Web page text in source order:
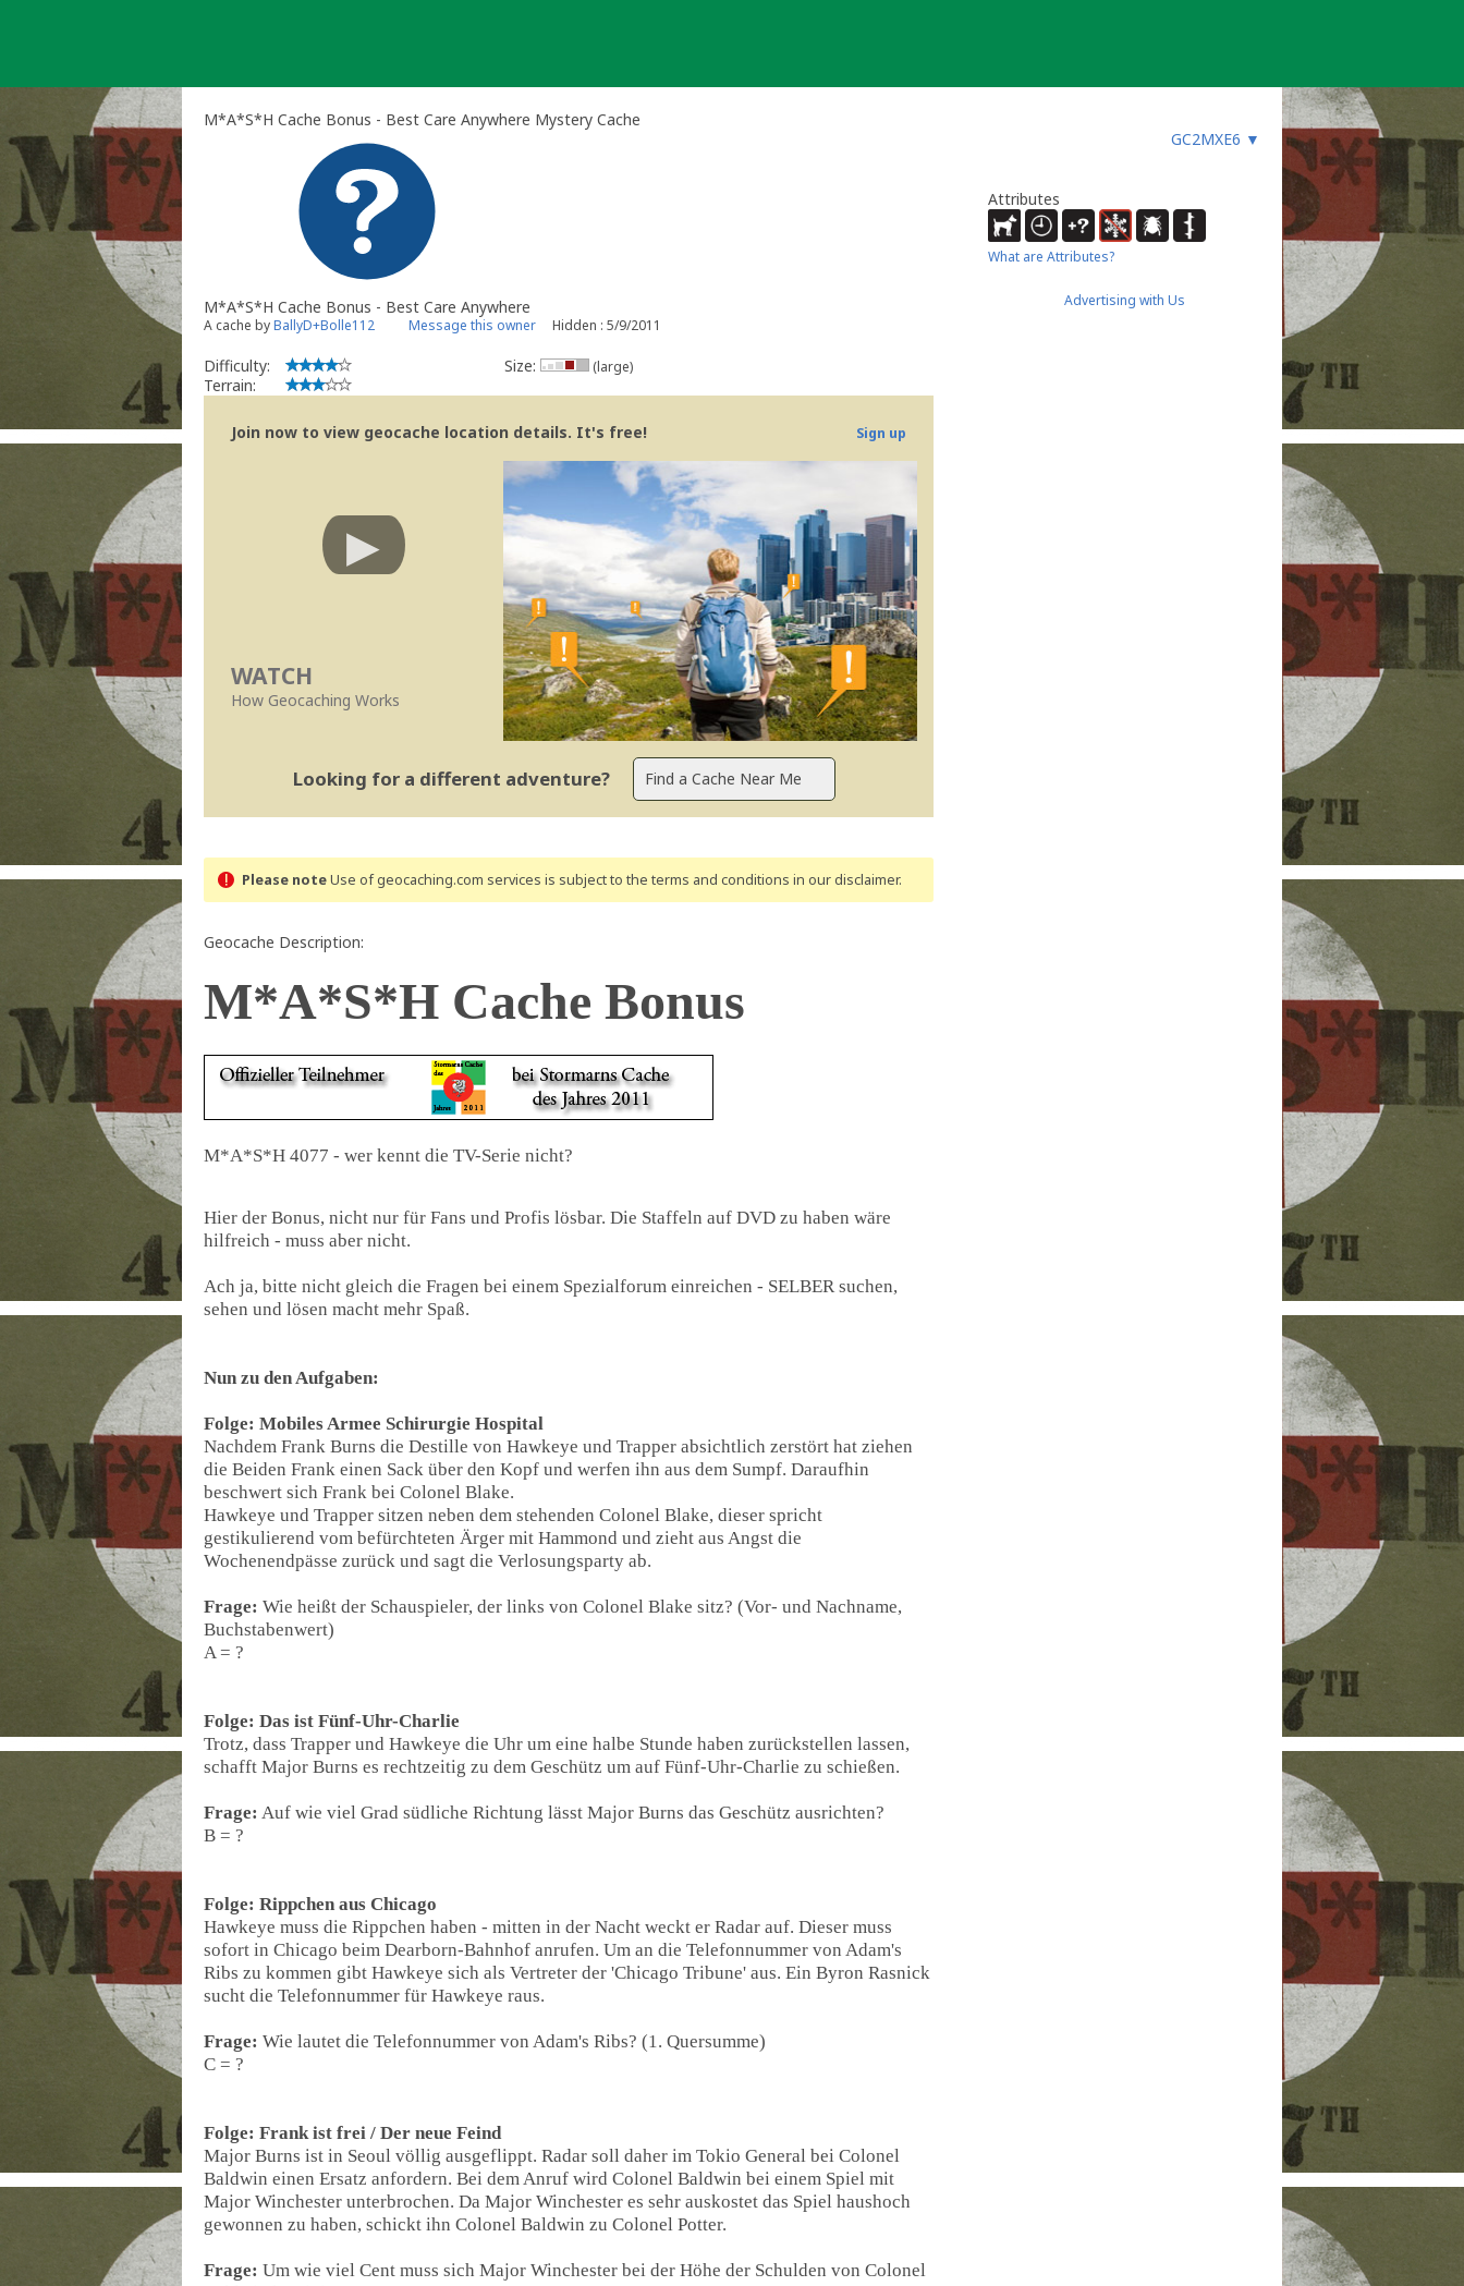
M*A*S*H Cache Bonus - Best Care Anywhere Mystery Cache
GC2MXE6 ▼
M*A*S*H Cache Bonus - Best Care Anywhere
A cache byBallyD+Bolle112 Message this owner Hidden : 5/9/2011
Difficulty:
Terrain:
Size: (large)
Join now to view geocache location details. It's free! Sign up
WATCH
How Geocaching Works
Looking for a different adventure?
Please noteUse of geocaching.com services is subject to the terms and conditions in our disclaimer.
Geocache Description:
M*A*S*H Cache Bonus
M*A*S*H 4077 - wer kennt die TV-Serie nicht?
Hier der Bonus, nicht nur für Fans und Profis lösbar. Die Staffeln auf DVD zu haben wäre
hilfreich - muss aber nicht.
Ach ja, bitte nicht gleich die Fragen bei einem Spezialforum einreichen - SELBER suchen,
sehen und lösen macht mehr Spaß.
Nun zu den Aufgaben:
Folge: Mobiles Armee Schirurgie Hospital
Nachdem Frank Burns die Destille von Hawkeye und Trapper absichtlich zerstört hat ziehen
die Beiden Frank einen Sack über den Kopf und werfen ihn aus dem Sumpf. Daraufhin
beschwert sich Frank bei Colonel Blake.
Hawkeye und Trapper sitzen neben dem stehenden Colonel Blake, dieser spricht
gestikulierend vom befürchteten Ärger mit Hammond und zieht aus Angst die
Wochenendpässe zurück und sagt die Verlosungsparty ab.
Frage: Wie heißt der Schauspieler, der links von Colonel Blake sitz? (Vor- und Nachname,
Buchstabenwert)
A = ?
Folge: Das ist Fünf-Uhr-Charlie
Trotz, dass Trapper und Hawkeye die Uhr um eine halbe Stunde haben zurückstellen lassen,
schafft Major Burns es rechtzeitig zu dem Geschütz um auf Fünf-Uhr-Charlie zu schießen.
Frage: Auf wie viel Grad südliche Richtung lässt Major Burns das Geschütz ausrichten?
B = ?
Folge: Rippchen aus Chicago
Hawkeye muss die Rippchen haben - mitten in der Nacht weckt er Radar auf. Dieser muss
sofort in Chicago beim Dearborn-Bahnhof anrufen. Um an die Telefonnummer von Adam's
Ribs zu kommen gibt Hawkeye sich als Vertreter der 'Chicago Tribune' aus. Ein Byron Rasnick
sucht die Telefonnummer für Hawkeye raus.
Frage: Wie lautet die Telefonnummer von Adam's Ribs? (1. Quersumme)
C = ?
Folge: Frank ist frei / Der neue Feind
Major Burns ist in Seoul völlig ausgeflippt. Radar soll daher im Tokio General bei Colonel
Baldwin einen Ersatz anfordern. Bei dem Anruf wird Colonel Baldwin bei einem Spiel mit
Major Winchester unterbrochen. Da Major Winchester es sehr auskostet das Spiel haushoch
gewonnen zu haben, schickt ihn Colonel Baldwin zu Colonel Potter.
Frage: Um wie viel Cent muss sich Major Winchester bei der Höhe der Schulden von Colonel
Attributes
What are Attributes?
Advertising with Us